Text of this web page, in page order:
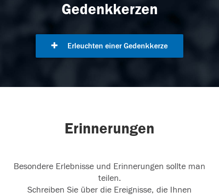
Gedenkkerzen
Erleuchten einer Gedenkkerze
Erinnerungen
Besondere Erlebnisse und Erinnerungen sollte man
teilen.
Schreiben Sie über die Ereignisse, die Ihnen